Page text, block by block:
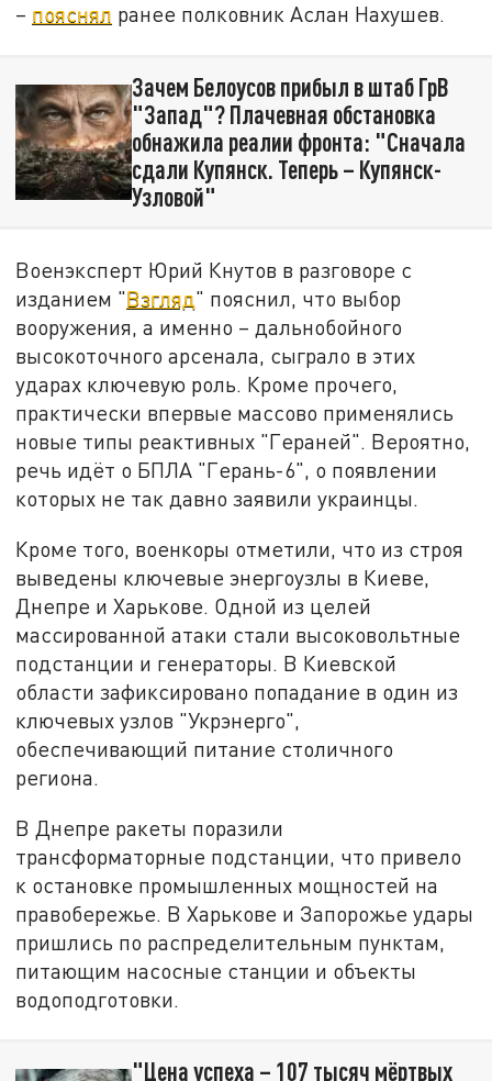
– пояснял ранее полковник Аслан Нахушев.
Зачем Белоусов прибыл в штаб ГрВ
"Запад"? Плачевная обстановка
обнажила реалии фронта: "Сначала
сдали Купянск. Теперь – Купянск-
Узловой"
Военэксперт Юрий Кнутов в разговоре с
изданием "Взгляд" пояснил, что выбор
вооружения, а именно – дальнобойного
высокоточного арсенала, сыграло в этих
ударах ключевую роль. Кроме прочего,
практически впервые массово применялись
новые типы реактивных "Гераней". Вероятно,
речь идёт о БПЛА "Герань-6", о появлении
которых не так давно заявили украинцы.
Кроме того, военкоры отметили, что из строя
выведены ключевые энергоузлы в Киеве,
Днепре и Харькове. Одной из целей
массированной атаки стали высоковольтные
подстанции и генераторы. В Киевской
области зафиксировано попадание в один из
ключевых узлов "Укрэнерго",
обеспечивающий питание столичного
региона.
В Днепре ракеты поразили
трансформаторные подстанции, что привело
к остановке промышленных мощностей на
правобережье. В Харькове и Запорожье удары
пришлись по распределительным пунктам,
питающим насосные станции и объекты
водоподготовки.
"Цена успеха – 107 тысяч мёртвых